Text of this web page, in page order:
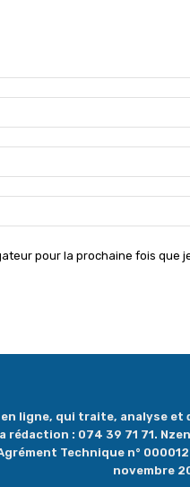
pour la prochaine fois que
en ligne, qui traite, analyse
: 074 39 71 71.
Technique n°
novembre